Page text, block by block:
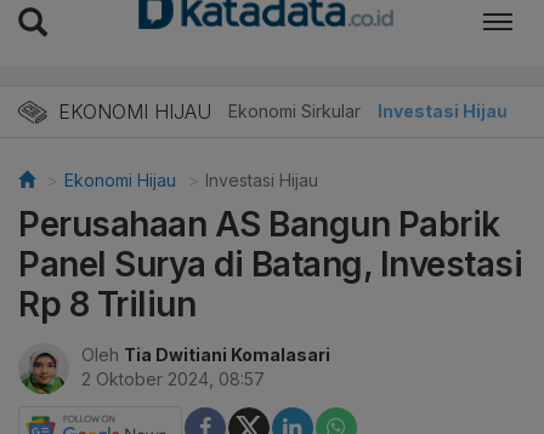
EKONOMI HIJAU
Energi Baru Ekonomi Sirkular Investasi Hijau
Ekonomi Hijau Investasi Hijau
Perusahaan AS Bangun Pabrik
Panel Surya di Batang, Investasi
Rp 8 Triliun
Oleh Tia Dwitiani Komalasari
2 Oktober 2024, 08:57